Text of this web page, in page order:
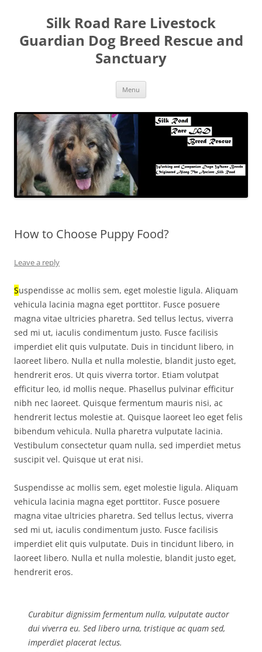
Silk Road Rare Livestock
Guardian Dog Breed Rescue and
Sanctuary
Menu
How to Choose Puppy Food?
Leave a reply
Suspendisse ac mollis sem, eget molestie ligula. Aliquam
vehicula lacinia magna eget porttitor. Fusce posuere
magna vitae ultricies pharetra. Sed tellus lectus, viverra
sed mi ut, iaculis condimentum justo. Fusce facilisis
imperdiet elit quis vulputate. Duis in tincidunt libero, in
laoreet libero. Nulla et nulla molestie, blandit justo eget,
hendrerit eros. Ut quis viverra tortor. Etiam volutpat
efficitur leo, id mollis neque. Phasellus pulvinar efficitur
nibh nec laoreet. Quisque fermentum mauris nisi, ac
hendrerit lectus molestie at. Quisque laoreet leo eget felis
bibendum vehicula. Nulla pharetra vulputate lacinia.
Vestibulum consectetur quam nulla, sed imperdiet metus
suscipit vel. Quisque ut erat nisi.
Suspendisse ac mollis sem, eget molestie ligula. Aliquam
vehicula lacinia magna eget porttitor. Fusce posuere
magna vitae ultricies pharetra. Sed tellus lectus, viverra
sed mi ut, iaculis condimentum justo. Fusce facilisis
imperdiet elit quis vulputate. Duis in tincidunt libero, in
laoreet libero. Nulla et nulla molestie, blandit justo eget,
hendrerit eros.
Curabitur dignissim fermentum nulla, vulputate auctor
dui viverra eu. Sed libero urna, tristique ac quam sed,
imperdiet placerat lectus.